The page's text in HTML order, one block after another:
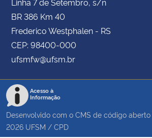
BR 386 Km 40
Frederico Westphalen - RS
CEP: 98400-000
ufsmfw@ufsm.br
Acesso à
Informação
Desenvolvido com o CMS de código aberto
2026 UFSM / CPD